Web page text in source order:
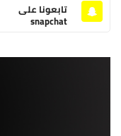
تابعونا على
snapchat